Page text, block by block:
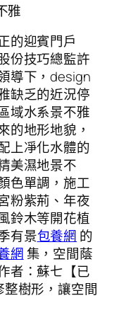
雅
的迎賓門戶
份技巧總監許
導下，design
缺乏的近況停
域水系景不雅
的地形地貌，
上凈化水體的
美濕地景不
色單調，施工
粉紫荊、年夜
鈴木等開花植
有景包養網 的
網集，空間蔭
者：蘇七【已
樹形，讓空間